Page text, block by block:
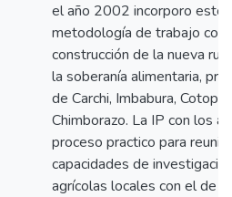
el año 2002 incorporo
metodología de trabajo con
construcción de la nueva
la soberanía alimentaria,
de Carchi, Imbabura,
Chimborazo. La IP con los
proceso practico para
capacidades de
agrícolas locales con el de